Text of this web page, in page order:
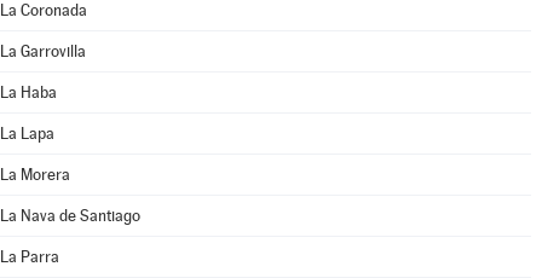
La Coronada
La Garrovilla
La Haba
La Lapa
La Morera
La Nava de Santiago
La Parra